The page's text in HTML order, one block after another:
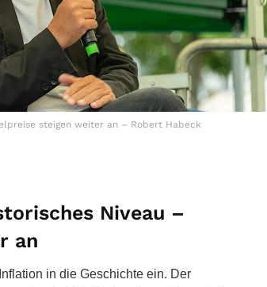
steigen weiter an – Robert Habeck
Niveau –
an
in die Geschichte ein. Der